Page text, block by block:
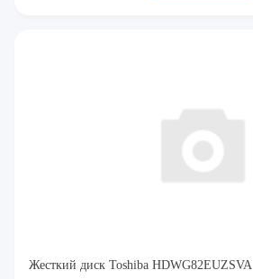
Жесткий диск Toshiba HDWG82EUZSVA